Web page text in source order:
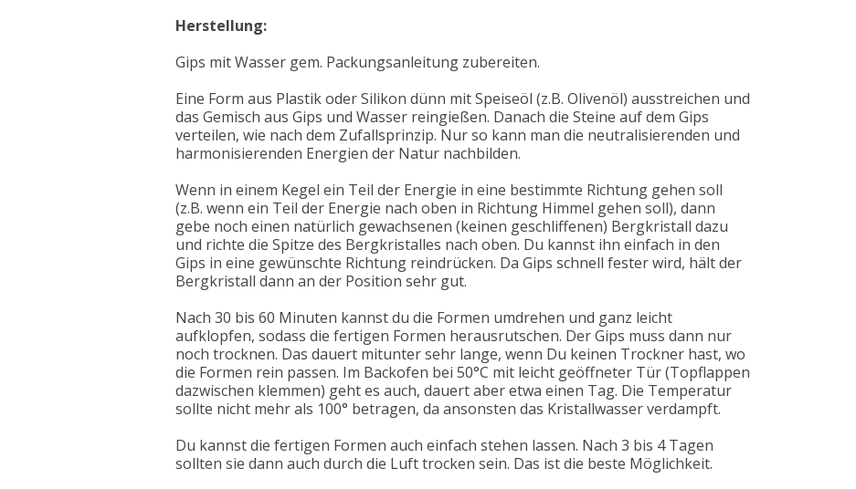
Herstellung:
Gips mit Wasser gem. Packungsanleitung zubereiten.
Eine Form aus Plastik oder Silikon dünn mit Speiseöl (z.B. Olivenöl) ausstreichen und
das Gemisch aus Gips und Wasser reingießen. Danach die Steine auf dem Gips
verteilen, wie nach dem Zufallsprinzip. Nur so kann man die neutralisierenden und
harmonisierenden Energien der Natur nachbilden.
Wenn in einem Kegel ein Teil der Energie in eine bestimmte Richtung gehen soll
(z.B. wenn ein Teil der Energie nach oben in Richtung Himmel gehen soll), dann
gebe noch einen natürlich gewachsenen (keinen geschliffenen) Bergkristall dazu
und richte die Spitze des Bergkristalles nach oben. Du kannst ihn einfach in den
Gips in eine gewünschte Richtung reindrücken. Da Gips schnell fester wird, hält der
Bergkristall dann an der Position sehr gut.
Nach 30 bis 60 Minuten kannst du die Formen umdrehen und ganz leicht
aufklopfen, sodass die fertigen Formen herausrutschen. Der Gips muss dann nur
noch trocknen. Das dauert mitunter sehr lange, wenn Du keinen Trockner hast, wo
die Formen rein passen. Im Backofen bei 50°C mit leicht geöffneter Tür (Topflappen
dazwischen klemmen) geht es auch, dauert aber etwa einen Tag. Die Temperatur
sollte nicht mehr als 100° betragen, da ansonsten das Kristallwasser verdampft.
Du kannst die fertigen Formen auch einfach stehen lassen. Nach 3 bis 4 Tagen
sollten sie dann auch durch die Luft trocken sein. Das ist die beste Möglichkeit.